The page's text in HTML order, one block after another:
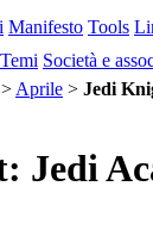
Manifesto Tools
Temi Società e
> Aprile > Jedi
Jedi